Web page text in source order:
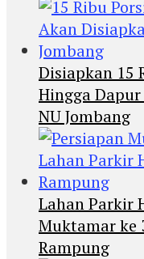
Disiapkan 15
Hingga
NU Jombang
Lahan Parkir
Muktamar ke
Rampung